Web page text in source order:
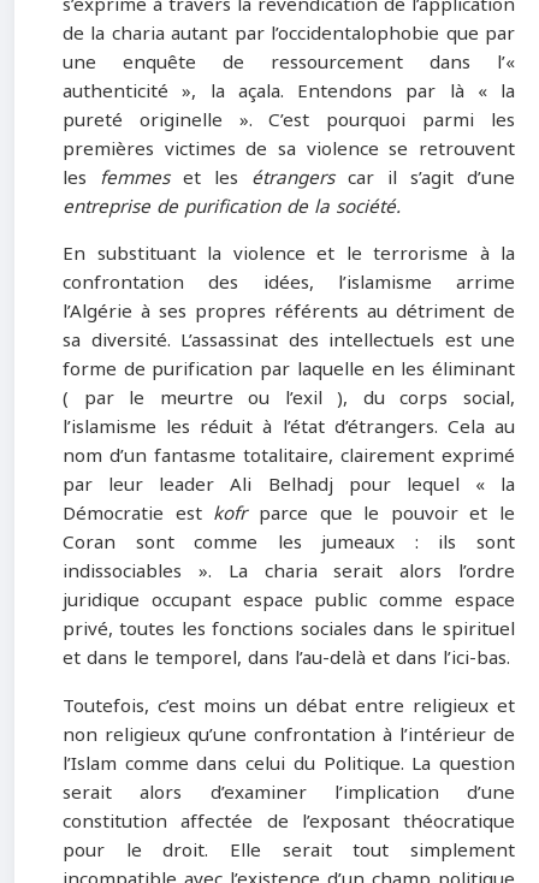
de la charia autant par l’occidentalophobie que par
une enquête de ressourcement dans l’«
authenticité », la açala. Entendons par là « la
pureté originelle ». C’est pourquoi parmi les
premières victimes de sa violence se retrouvent
les femmes et les étrangers car il s’agit d’une
entreprise de purification de la société.
En substituant la violence et le terrorisme à la
confrontation des idées, l’islamisme arrime
l’Algérie à ses propres référents au détriment de
sa diversité. L’assassinat des intellectuels est une
forme de purification par laquelle en les éliminant
( par le meurtre ou l’exil ), du corps social,
l’islamisme les réduit à l’état d’étrangers. Cela au
nom d’un fantasme totalitaire, clairement exprimé
par leur leader Ali Belhadj pour lequel « la
Démocratie est kofrparce que le pouvoir et le
Coran sont comme les jumeaux : ils sont
indissociables ». La charia serait alors l’ordre
juridique occupant espace public comme espace
privé, toutes les fonctions sociales dans le spirituel
et dans le temporel, dans l’au-delà et dans l’ici-bas.
Toutefois, c’est moins un débat entre religieux et
non religieux qu’une confrontation à l’intérieur de
l’Islam comme dans celui du Politique. La question
serait alors d’examiner l’implication d’une
constitution affectée de l’exposant théocratique
pour le droit. Elle serait tout simplement